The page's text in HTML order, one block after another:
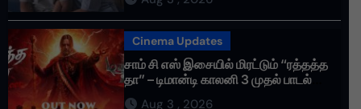
Cinema Updates
சாம் சி எஸ் இசையில் மிரட்டும் “ரத்தத்த
தா” – டிமான்டி காலனி 3 முதல் பாடல்
ரசிகர்களை கவர்ந்து வருகிறது!
Aug 3 , 2026